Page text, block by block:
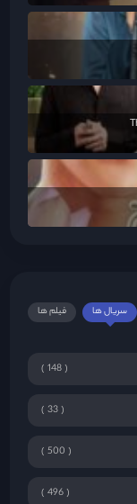
فیلم ها سریال ها
148
33
500
496